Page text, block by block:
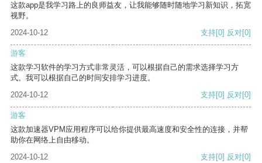
这款app是我学习路上的良师益友，让我能够随时随地学习新知识，拓宽
视野。
2024-10-12
支持[0] 反对[0]
游客
这款学习软件的学习方式非常灵活，可以根据自己的需求选择学习方
式。我可以根据自己的时间安排学习进度。
2024-10-12
支持[0] 反对[0]
游客
这款加速器VPM应用程序可以给你提供最高速度和安全性的连接，并帮
助你在网络上自由移动。
2024-10-12
支持[0] 反对[0]